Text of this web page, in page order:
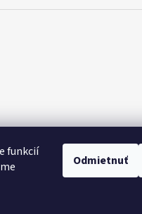
funkcií
Odmietnuť